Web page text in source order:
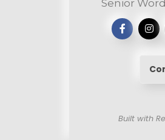
Senior
Built with